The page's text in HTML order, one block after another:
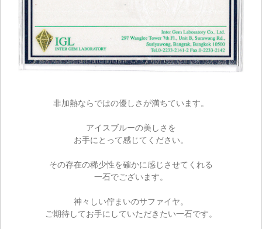
非加熱ならではの優しさが満ちています。
アイスブルーの美しさを
お手にとって感じてください。
その存在の稀少性を確かに感じさせてくれる
一石でございます。
神々しい佇まいのサファイヤ。
ご期待してお手にしていただきたい一石です。